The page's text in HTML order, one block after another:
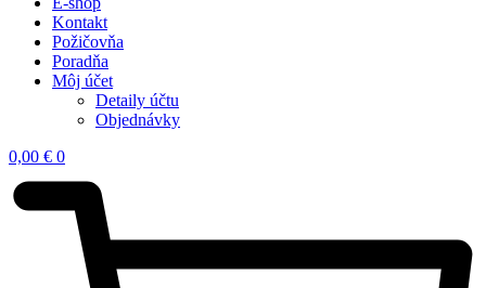
Kontakt
Požičovňa
Poradňa
Môj účet
Detaily účtu
Objednávky
0,00 € 0